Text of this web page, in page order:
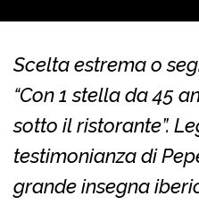
Scelta estrema o
“Con 1 stella da 45
sotto il ristorante”.
testimonianza di
grande insegna